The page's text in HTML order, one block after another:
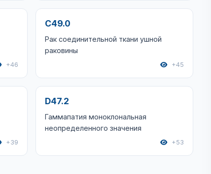
+46
C49.0
Рак соединительной ткани ушной
раковины
+45
+39
D47.2
Гаммапатия моноклональная
неопределенного значения
+53